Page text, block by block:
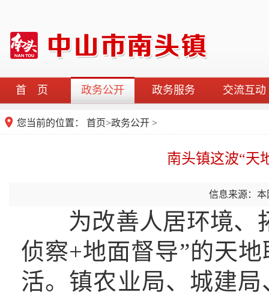
首 页 政务公开 政务服务 交流互动
您当前的位置： 首页>政务公开 >
南头镇这波“天
信息来源：本
为改善人居环境、
侦察+地面督导”的天
活。镇农业局、城建